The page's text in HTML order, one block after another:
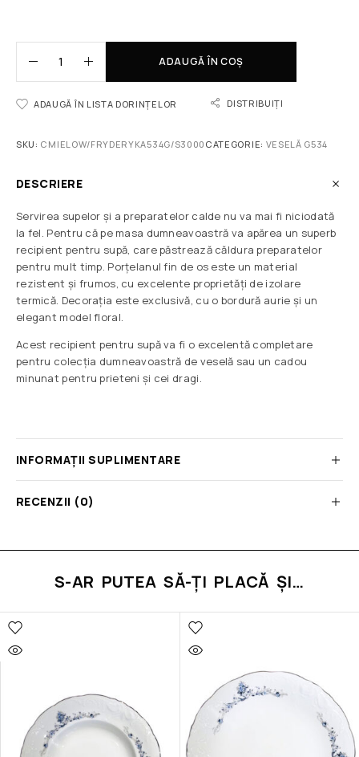
ADAUGĂ ÎN COȘ
ADAUGĂ ÎN LISTA DORINȚELOR DISTRIBUIȚI
SKU: CMIELOW/FRYDERYKA534G/S3000 CATEGORIE: VESELĂ G534
DESCRIERE
Servirea supelor și a preparatelor calde nu va mai fi niciodată
la fel. Pentru că pe masa dumneavoastră va apărea un superb
recipient pentru supă, care păstrează căldura preparatelor
pentru mult timp. Porțelanul fin de os este un material
rezistent și frumos, cu excelente proprietăți de izolare
termică. Decorația este exclusivă, cu o bordură aurie și un
elegant model floral.
Acest recipient pentru supă va fi o excelentă completare
pentru colecția dumneavoastră de veselă sau un cadou
minunat pentru prieteni și cei dragi.
INFORMAȚII SUPLIMENTARE
RECENZII (0)
S-AR PUTEA SĂ-ȚI PLACĂ ȘI…